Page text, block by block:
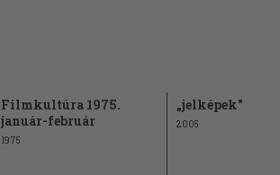
Filmkultúra 1975.
január-február
1975
„jelképek"
2005